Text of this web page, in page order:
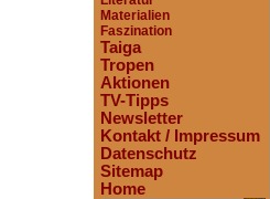
Materialien
Faszination
Taiga
Tropen
Aktionen
TV-Tipps
Newsletter
Kontakt / Impressum
Datenschutz
Sitemap
Home